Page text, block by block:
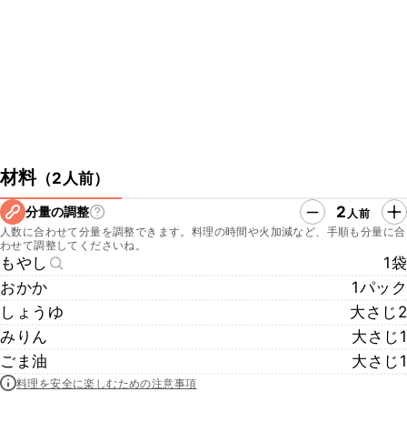
材料（2人前）
分量の調整 2 人前
人数に合わせて分量を調整できます。料理の時間や火加減など、手順も分量に合
わせて調整してくださいね。
もやし
1袋
おかか
1パック
しょうゆ
大さじ2
みりん
大さじ1
ごま油
大さじ1
料理を安全に楽しむための注意事項